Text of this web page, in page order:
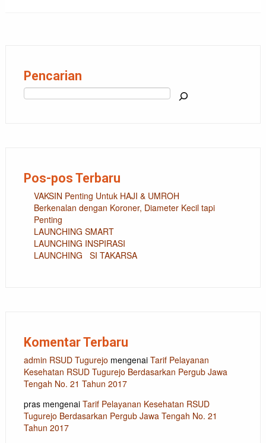
Pencarian
Pos-pos Terbaru
VAKSIN Penting Untuk HAJI & UMROH
Berkenalan dengan Koroner, Diameter Kecil tapi
Penting
LAUNCHING SMART
LAUNCHING INSPIRASI
LAUNCHING SI TAKARSA
Komentar Terbaru
admin RSUD Tugurejo mengenai Tarif Pelayanan
Kesehatan RSUD Tugurejo Berdasarkan Pergub Jawa
Tengah No. 21 Tahun 2017
prasmengenai Tarif Pelayanan Kesehatan RSUD
Tugurejo Berdasarkan Pergub Jawa Tengah No. 21
Tahun 2017